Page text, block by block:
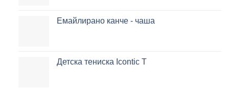
Емайлирано канче - чаша
Детска тениска Icontic T